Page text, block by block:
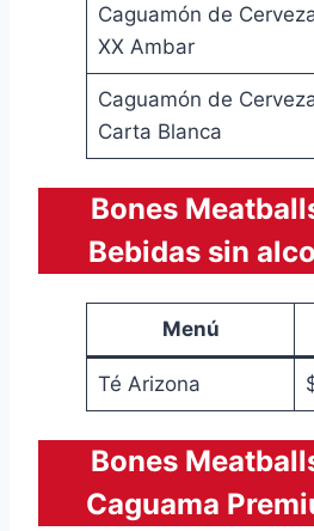
Caguamón de
XX Ambar
Caguamón de
Carta Blanca
Bones
Bebidas sin
Menú
Té Arizona
Bones
Caguama